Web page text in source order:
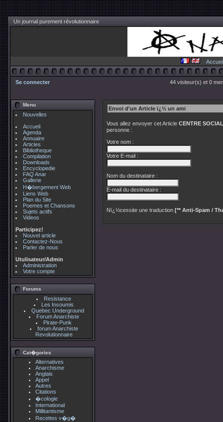
Un journal purement révolutionnaire
Accueil
Se connecter 44 visiteur(s) et 0
Menu
Nouvelles
Accueil
Agenda
Annuaire
Articles
Bibliotheque
Compilation
Downloads
Encyclopedie
FAQ Anar
Gallerie
H�bergement Web
Liens Web
Plan du Site
Poemes et Chansons
Sujets actifs
Videos
Participez!
Nouvel article
Contactez-Nous
Parler de nous
Utulisateur/Admin
Administration
Votre compte
Forums
Resistance
Les Insoumis
Quebec Underground
Forum Anarchiste
Pirate-Punk
forum Anarchiste
Revolutionnaire
Cat�gories
Alternatives
Anarchisme
Anglais
Appel
Autres
Citations
�cologie
International
Millitantisme
Recettes v�g�
Envoi d'un Article ï¿½ un ami
Vous allez envoyer cet Article CENTRE
personne :
Votre nom :
Votre E-mail :
Nom du destinataire :
E-mail du destinataire :
Nï¿½cessite une traduction [** Anti-Spam /